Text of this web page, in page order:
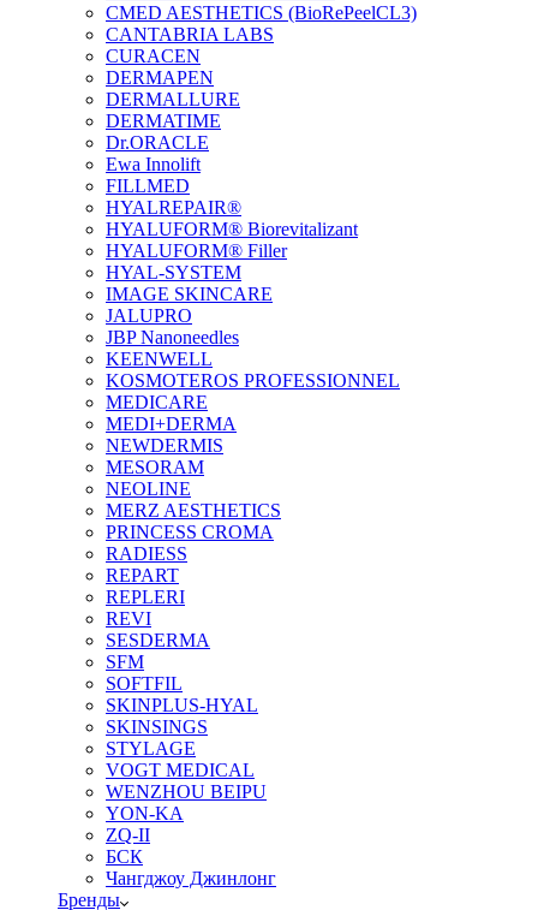
CMED AESTHETICS (BioRePeelCL3)
CANTABRIA LABS
CURACEN
DERMAPEN
DERMALLURE
DERMATIME
Dr.ORACLE
Ewa Innolift
FILLMED
НYALREPAIR®
HYALUFORM® Biorevitalizant
HYALUFORM® Filler
HYAL-SYSTEM
IMAGE SKINCARE
JALUPRO
JBP Nanoneedles
KEENWELL
KOSMOTEROS PROFESSIONNEL
MEDICARE
MEDI+DERMA
NEWDERMIS
MESORAM
NEOLINE
MERZ AESTHETICS
PRINCESS CROMA
RADIESS
REPART
REPLERI
REVI
SESDERMA
SFM
SOFTFIL
SKINPLUS-HYAL
SKINSINGS
STYLAGE
VOGT MEDICAL
WENZHOU BEIPU
YON-KA
ZQ-II
БСК
Чангджоу Джинлонг
Бренды